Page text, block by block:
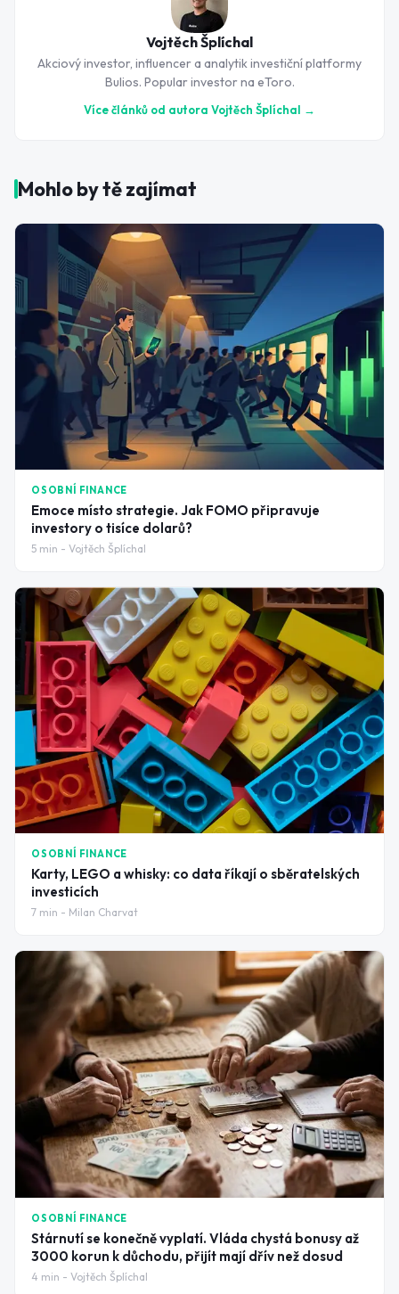
Vojtěch Šplíchal
Akciový investor, influencer a analytik investiční platformy
Bulios. Popular investor na eToro.
Více článků od autora Vojtěch Šplíchal →
Mohlo by tě zajímat
OSOBNÍ FINANCE
Emoce místo strategie. Jak FOMO připravuje
investory o tisíce dolarů?
5 min - Vojtěch Šplíchal
OSOBNÍ FINANCE
Karty, LEGO a whisky: co data říkají o sběratelských
investicích
7 min - Milan Charvat
OSOBNÍ FINANCE
Stárnutí se konečně vyplatí. Vláda chystá bonusy až
3000 korun k důchodu, přijít mají dřív než dosud
4 min - Vojtěch Šplíchal